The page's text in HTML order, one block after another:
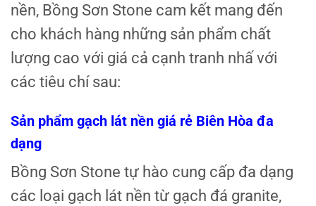
nền, Bồng Sơn Stone cam kết mang đến
cho khách hàng những sản phẩm chất
lượng cao với giá cả cạnh tranh nhấ với
các tiêu chí sau:
Sản phẩm gạch lát nền giá rẻ Biên Hòa đa
dạng
Bồng Sơn Stone tự hào cung cấp đa dạng
các loại gạch lát nền từ gạch đá granite,